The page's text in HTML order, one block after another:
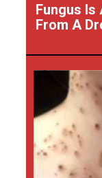
Fungus Is
From A